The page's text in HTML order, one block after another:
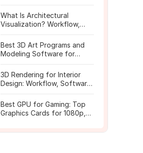
What Is Architectural
Visualization? Workflow,
Best 3D Art Programs and
Modeling Software for
3D Rendering for Interior
Design: Workflow, Software,
Best GPU for Gaming: Top
Graphics Cards for 1080p,